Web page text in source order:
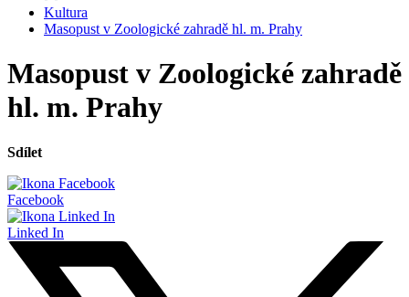
Kultura
Masopust v Zoologické zahradě hl. m. Prahy
Masopust v Zoologické zahradě
hl. m. Prahy
Sdílet
Facebook
Linked In